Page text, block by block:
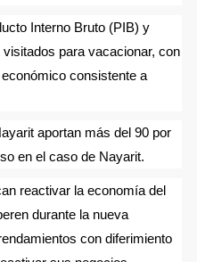
Interno Bruto (PIB) y
para vacacionar, con
consistente a
aportan más del 90 por
en el caso de Nayarit.
reactivar la economía del
durante la nueva
con diferimiento